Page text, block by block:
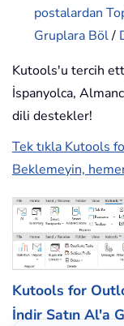
postalardan
Gruplara Böl/
Kutools'u tercih
İspanyolca,
dili destekler!
Tek tıkla Kutools
Beklemeyin,
Kutools for
İndir Satın Al'a